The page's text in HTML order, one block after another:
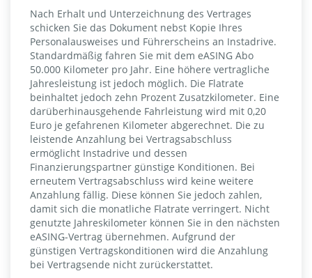
Nach Erhalt und Unterzeichnung des Vertrages
schicken Sie das Dokument nebst Kopie Ihres
Personalausweises und Führerscheins an Instadrive.
Standardmäßig fahren Sie mit dem eASING Abo
50.000 Kilometer pro Jahr. Eine höhere vertragliche
Jahresleistung ist jedoch möglich. Die Flatrate
beinhaltet jedoch zehn Prozent Zusatzkilometer. Eine
darüberhinausgehende Fahrleistung wird mit 0,20
Euro je gefahrenen Kilometer abgerechnet. Die zu
leistende Anzahlung bei Vertragsabschluss
ermöglicht Instadrive und dessen
Finanzierungspartner günstige Konditionen. Bei
erneutem Vertragsabschluss wird keine weitere
Anzahlung fällig. Diese können Sie jedoch zahlen,
damit sich die monatliche Flatrate verringert. Nicht
genutzte Jahreskilometer können Sie in den nächsten
eASING-Vertrag übernehmen. Aufgrund der
günstigen Vertragskonditionen wird die Anzahlung
bei Vertragsende nicht zurückerstattet.